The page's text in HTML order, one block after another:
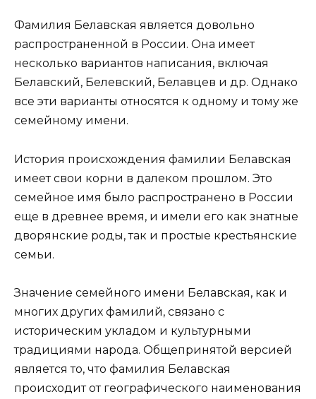
Фамилия Белавская является довольно
распространенной в России. Она имеет
несколько вариантов написания, включая
Белавский, Белевский, Белавцев и др. Однако
все эти варианты относятся к одному и тому же
семейному имени.
История происхождения фамилии Белавская
имеет свои корни в далеком прошлом. Это
семейное имя было распространено в России
еще в древнее время, и имели его как знатные
дворянские роды, так и простые крестьянские
семьи.
Значение семейного имени Белавская, как и
многих других фамилий, связано с
историческим укладом и культурными
традициями народа. Общепринятой версией
является то, что фамилия Белавская
происходит от географического наименования